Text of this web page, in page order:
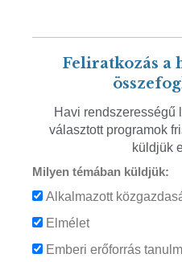
Feliratkozás a
Havi rendszerességű
választott programok
küldjük
Milyen témában küldjük:
Alkalmazott
Elmélet
Emberi erőforrás